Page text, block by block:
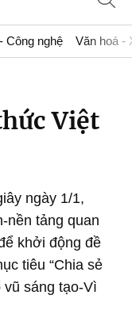
Công nghệ Văn hoá -
Việt
ngày 1/1,
nền tảng quan
khởi động đề
tiêu “Chia sẻ
sáng tạo-Vì